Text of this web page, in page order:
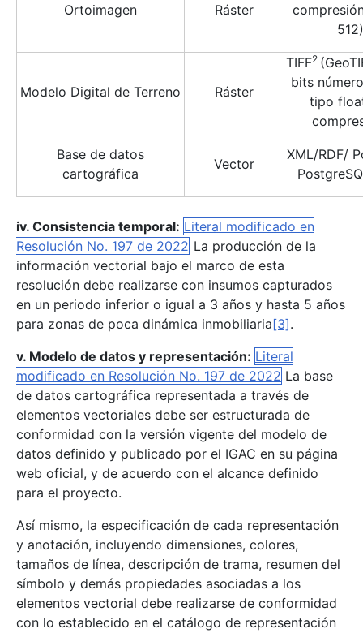
Ortoimagen Ráster
512)
Modelo Digital de Terreno Ráster
TIFF2
bits
tipo
Base de datos
cartográfica
Vector
XML/RDF/
iv. Consistencia temporal: Literal modificado en
Resolución No. 197 de 2022 La producción de la
información vectorial bajo el marco de esta
resolución debe realizarse con insumos capturados
en un periodo inferior o igual a 3 años y hasta 5 años
para zonas de poca dinámica inmobiliaria[3].
v. Modelo de datos y representación: Literal
modificado en Resolución No. 197 de 2022 La base
de datos cartográfica representada a través de
elementos vectoriales debe ser estructurada de
conformidad con la versión vigente del modelo de
datos definido y publicado por el IGAC en su página
web oficial, y de acuerdo con el alcance definido
para el proyecto.
Así mismo, la especificación de cada representación
y anotación, incluyendo dimensiones, colores,
tamaños de línea, descripción de trama, resumen del
símbolo y demás propiedades asociadas a los
elementos vectorial debe realizarse de conformidad
con lo establecido en el catálogo de representación